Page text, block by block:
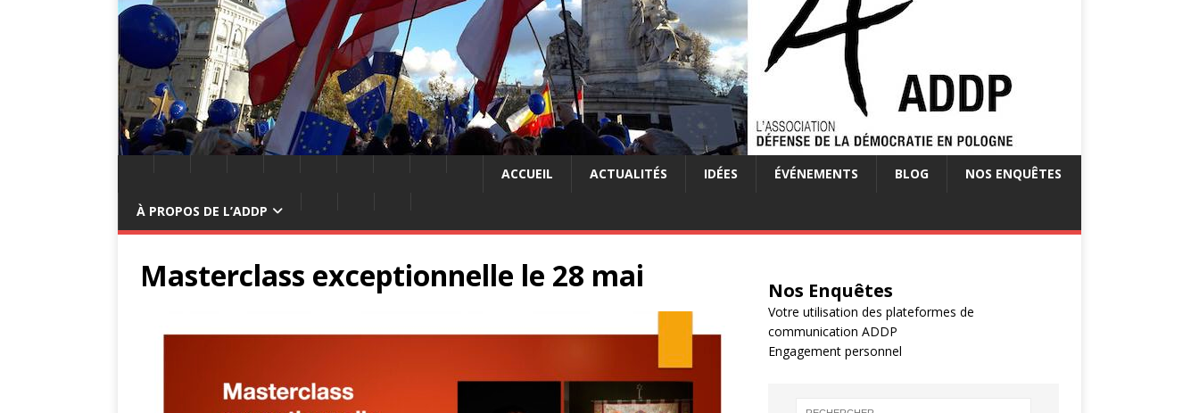
ACCUEIL ACTUALITÉS IDÉES ÉVÉNEMENTS BLOG NOS ENQUÊTES
À PROPOS DE L’ADDP
Masterclass exceptionnelle le 28 mai Nos Enquêtes
Votre utilisation des plateformes de
communication ADDP
Engagement personnel